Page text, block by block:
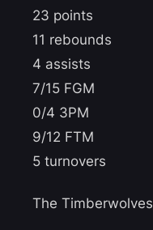
23 points
11 rebounds
4 assists
7/15 FGM
0/4 3PM
9/12 FTM
5 turnovers
The